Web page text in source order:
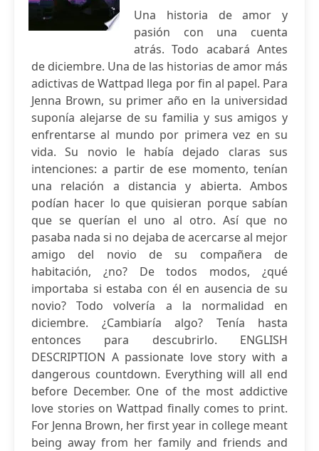
Una historia de amor y
pasión con una cuenta
atrás. Todo acabará Antes
de diciembre. Una de las historias de amor más
adictivas de Wattpad llega por fin al papel. Para
Jenna Brown, su primer año en la universidad
suponía alejarse de su familia y sus amigos y
enfrentarse al mundo por primera vez en su
vida. Su novio le había dejado claras sus
intenciones: a partir de ese momento, tenían
una relación a distancia y abierta. Ambos
podían hacer lo que quisieran porque sabían
que se querían el uno al otro. Así que no
pasaba nada si no dejaba de acercarse al mejor
amigo del novio de su compañera de
habitación, ¿no? De todos modos, ¿qué
importaba si estaba con él en ausencia de su
novio? Todo volvería a la normalidad en
diciembre. ¿Cambiaría algo? Tenía hasta
entonces para descubrirlo. ENGLISH
DESCRIPTION A passionate love story with a
dangerous countdown. Everything will all end
before December. One of the most addictive
love stories on Wattpad finally comes to print.
For Jenna Brown, her first year in college meant
being away from her family and friends and